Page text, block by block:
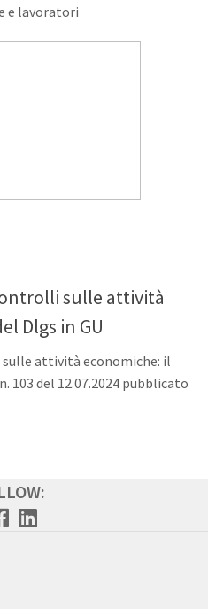
e lavoratori
sulle attività
Dlgs in GU
attività economiche: il
del 12.07.2024 pubblicato